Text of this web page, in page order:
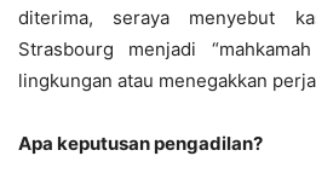
diterima, seraya menyebut
Strasbourg menjadi
lingkungan atau menegakkan
Apa keputusan pengadilan?